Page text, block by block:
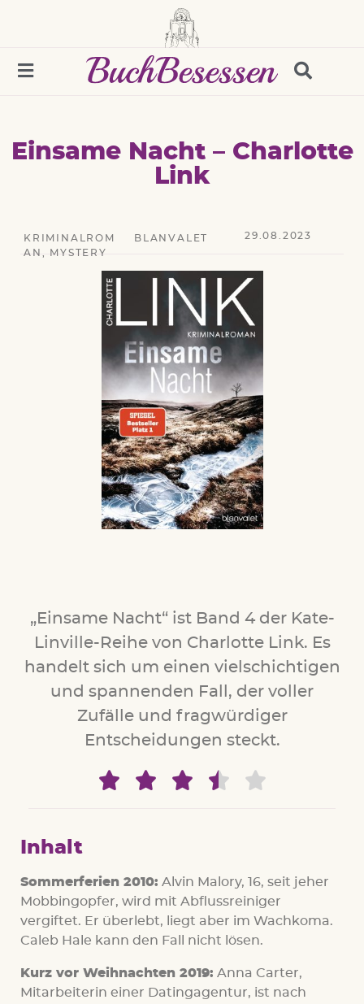
Einsame Nacht – Charlotte
Link
KRIMINALROM
AN
MYSTERY
BLANVALET 29.08.2023
„Einsame Nacht“ ist Band 4 der Kate-
Linville-Reihe von Charlotte Link. Es
handelt sich um einen vielschichtigen
und spannenden Fall, der voller
Zufälle und fragwürdiger
Entscheidungen steckt.
    
Inhalt
Sommerferien 2010: Alvin Malory, 16, seit jeher
Mobbingopfer, wird mit Abflussreiniger
vergiftet. Er überlebt, liegt aber im Wachkoma.
Caleb Hale kann den Fall nicht lösen.
Kurz vor Weihnachten 2019: Anna Carter,
Mitarbeiterin einer Datingagentur, ist nach